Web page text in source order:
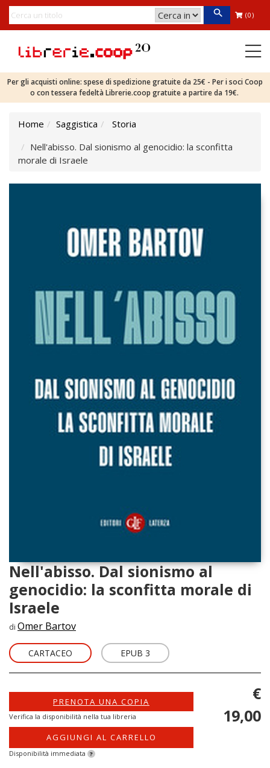
(0)
Per gli acquisti online: spese di spedizione gratuite da 25€ - Per i soci Coop
o con tessera fedeltà Librerie.coop gratuite a partire da 19€.
Home Saggistica
Storia
Nell'abisso. Dal sionismo al genocidio: la sconfitta
morale di Israele
Nell'abisso. Dal sionismo al
genocidio: la sconfitta morale di
Israele
di Omer Bartov
CARTACEO EPUB 3
PRENOTA UNA COPIA
Verifica la disponibilità nella tua libreria
AGGIUNGI AL CARRELLO
Disponibilità immediata ?
€
19,00